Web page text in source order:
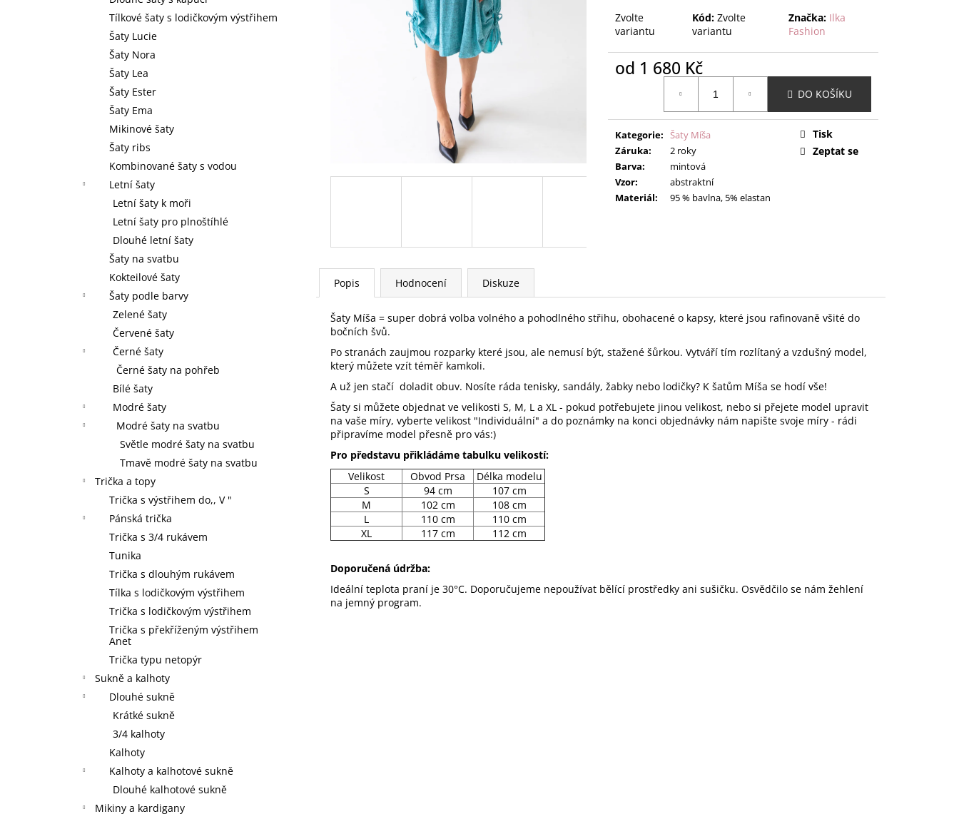
Tílkové šaty s lodičkovým výstřihem
Šaty Lucie
Šaty Nora
Šaty Lea
Šaty Ester
Šaty Ema
Mikinové šaty
Šaty ribs
Kombinované šaty s vodou
Letní šaty
Letní šaty k moři
Letní šaty pro plnoštíhlé
Dlouhé letní šaty
Šaty na svatbu
Kokteilové šaty
Šaty podle barvy
Zelené šaty
Červené šaty
Černé šaty
Černé šaty na pohřeb
Bílé šaty
Modré šaty
Modré šaty na svatbu
Světle modré šaty na svatbu
Tmavě modré šaty na svatbu
Trička a topy
Trička s výstřihem do,, V "
Pánská trička
Trička s 3/4 rukávem
Tunika
Trička s dlouhým rukávem
Tílka s lodičkovým výstřihem
Trička s lodičkovým výstřihem
Trička s překříženým výstřihem
Anet
Trička typu netopýr
Sukně a kalhoty
Dlouhé sukně
Krátké sukně
3/4 kalhoty
Kalhoty
Kalhoty a kalhotové sukně
Dlouhé kalhotové sukně
Mikiny a kardigany
Zvolte
variantu
Kód: Zvolte
variantu
Značka: Ilka
Fashion
od 1 680 Kč
DO KOŠÍKU
Kategorie:
Šaty Míša
Záruka:
2 roky
Barva:
mintová
Vzor:
abstraktní
Materiál: 95 % bavlna, 5% elastan
Tisk
Zeptat se
Popis Hodnocení Diskuze
Šaty Míša = super dobrá volba volného a pohodlného střihu, obohacené o kapsy, které jsou rafinovaně všité do
bočních švů.
Po stranách zaujmou rozparky které jsou, ale nemusí být, stažené šůrkou. Vytváří tím rozlítaný a vzdušný model,
který můžete vzít téměř kamkoli.
A už jen stačí doladit obuv. Nosíte ráda tenisky, sandály, žabky nebo lodičky? K šatům Míša se hodí vše!
Šaty si můžete objednat ve velikosti S, M, L a XL - pokud potřebujete jinou velikost, nebo si přejete model upravit
na vaše míry, vyberte velikost "Individuální" a do poznámky na konci objednávky nám napište svoje míry - rádi
připravíme model přesně pro vás:)
Pro představu přikládáme tabulku velikostí:
Velikost
Obvod Prsa
Délka modelu
S
94 cm
107 cm
M
102 cm
108 cm
L
110 cm
110 cm
XL
117 cm 112 cm
Doporučená údržba:
Ideální teplota praní je 30°C. Doporučujeme nepoužívat bělící prostředky ani sušičku. Osvědčilo se nám žehlení
na jemný program.